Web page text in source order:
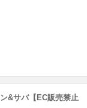
&サバ【EC販売禁止